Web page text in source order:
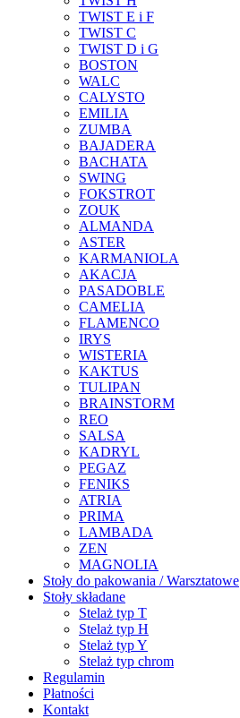
TWIST E i F
TWIST C
TWIST D i G
BOSTON
WALC
CALYSTO
EMILIA
ZUMBA
BAJADERA
BACHATA
SWING
FOKSTROT
ZOUK
ALMANDA
ASTER
KARMANIOLA
AKACJA
PASADOBLE
CAMELIA
FLAMENCO
IRYS
WISTERIA
KAKTUS
TULIPAN
BRAINSTORM
REO
SALSA
KADRYL
PEGAZ
FENIKS
ATRIA
PRIMA
LAMBADA
ZEN
MAGNOLIA
Stoły do pakowania / Warsztatowe
Stoły składane
Stelaż typ T
Stelaż typ H
Stelaż typ Y
Stelaż typ chrom
Regulamin
Płatności
Kontakt